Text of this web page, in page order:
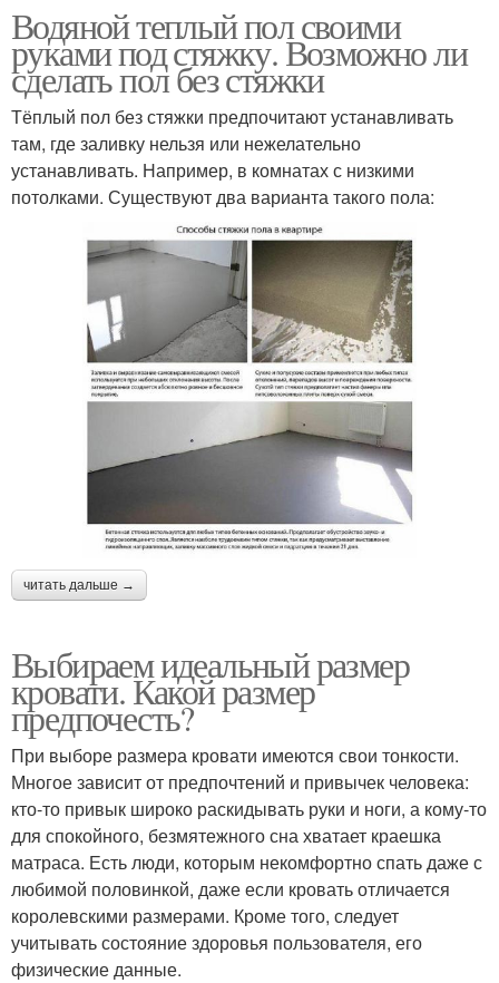
Водяной теплый пол своими
руками под стяжку. Возможно ли
сделать пол без стяжки
Тёплый пол без стяжки предпочитают устанавливать
там, где заливку нельзя или нежелательно
устанавливать. Например, в комнатах с низкими
потолками. Существуют два варианта такого пола:
читать дальше →
Выбираем идеальный размер
кровати. Какой размер
предпочесть?
При выборе размера кровати имеются свои тонкости.
Многое зависит от предпочтений и привычек человека:
кто-то привык широко раскидывать руки и ноги, а кому-то
для спокойного, безмятежного сна хватает краешка
матраса. Есть люди, которым некомфортно спать даже с
любимой половинкой, даже если кровать отличается
королевскими размерами. Кроме того, следует
учитывать состояние здоровья пользователя, его
физические данные.